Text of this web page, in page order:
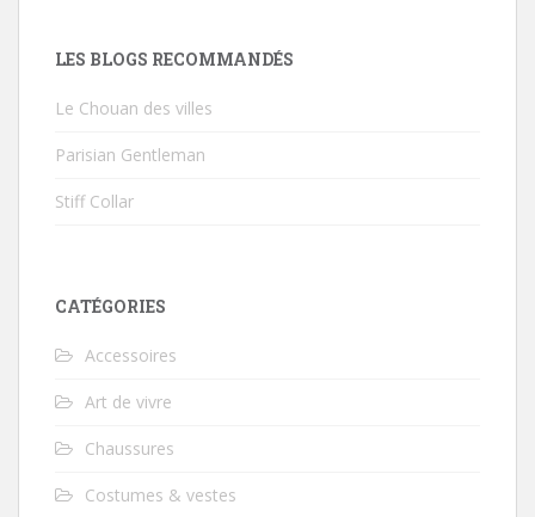
LES BLOGS RECOMMANDÉS
Le Chouan des villes
Parisian Gentleman
Stiff Collar
CATÉGORIES
Accessoires
Art de vivre
Chaussures
Costumes & vestes